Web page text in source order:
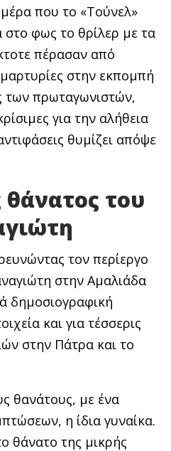
που το «Τούνελ»
φως το θρίλερ με τα
πέρασαν από
στην εκπομπή
των πρωταγωνιστών,
για την αλήθεια
θυμίζει απόψε
του
τον περίεργο
στην Αμαλιάδα
δημοσιογραφική
και για τέσσερις
στην Πάτρα και το
θανάτους, με ένα
η ίδια γυναίκα.
θάνατο της μικρής